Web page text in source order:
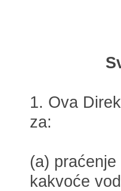
1. Ova
za:
(a)
kakvoće